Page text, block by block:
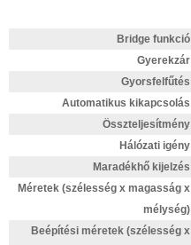
Bridge funkció
Gyerekzár
Gyorsfelfűtés
Automatikus kikapcsolás
Összteljesítmény
Hálózati igény
Maradékhő kijelzés
Méretek (szélesség x magasság x
mélység)
Beépítési méretek (szélesség x